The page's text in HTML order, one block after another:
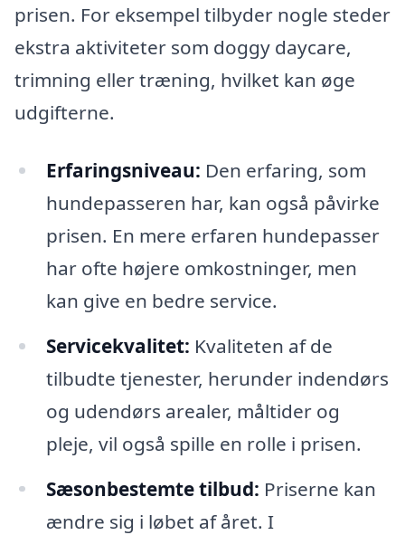
prisen. For eksempel tilbyder nogle steder
ekstra aktiviteter som doggy daycare,
trimning eller træning, hvilket kan øge
udgifterne.
Erfaringsniveau: Den erfaring, som
hundepasseren har, kan også påvirke
prisen. En mere erfaren hundepasser
har ofte højere omkostninger, men
kan give en bedre service.
Servicekvalitet: Kvaliteten af de
tilbudte tjenester, herunder indendørs
og udendørs arealer, måltider og
pleje, vil også spille en rolle i prisen.
Sæsonbestemte tilbud: Priserne kan
ændre sig i løbet af året. I